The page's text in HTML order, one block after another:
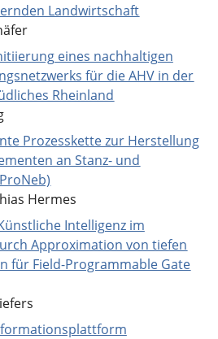
Landwirtschaft
eines nachhaltigen
für die AHV in der
Rheinland
Prozesskette zur Herstellung
an Stanz- und
Hermes
Intelligenz im
Approximation von tiefen
für Field-Programmable Gate